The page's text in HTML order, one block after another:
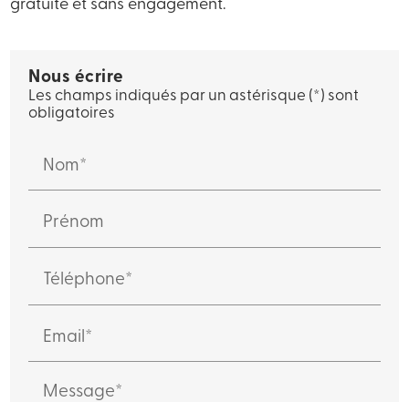
gratuite et sans engagement.
Nous écrire
Les champs indiqués par un astérisque (*) sont
obligatoires
Nom*
Prénom
Téléphone*
Email*
Message*